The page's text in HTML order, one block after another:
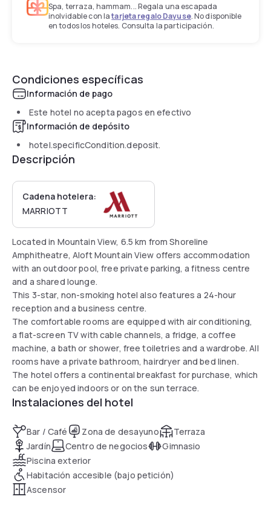
Spa, terraza, hammam... Regala una escapada
inolvidable con latarjeta regalo Dayuse. No disponible
en todos los hoteles. Consulta la participación.
Condiciones específicas
Información de pago
Este hotel no acepta pagos en efectivo
Información de depósito
hotel.specificCondition.deposit.
Descripción
Cadena hotelera:
MARRIOTT
Located in Mountain View, 6.5 km from Shoreline
Amphitheatre, Aloft Mountain View offers accommodation
with an outdoor pool, free private parking, a fitness centre
and a shared lounge.
This 3-star, non-smoking hotel also features a 24-hour
reception and a business centre.
The comfortable rooms are equipped with air conditioning,
a flat-screen TV with cable channels, a fridge, a coffee
machine, a bath or shower, free toiletries and a wardrobe. All
rooms have a private bathroom, hairdryer and bed linen.
The hotel offers a continental breakfast for purchase, which
can be enjoyed indoors or on the sun terrace.
Instalaciones del hotel
Bar / Café Zona de desayuno
Terraza
Jardín
Centro de negocios
Gimnasio
Piscina exterior
Habitación accesible (bajo petición)
Ascensor